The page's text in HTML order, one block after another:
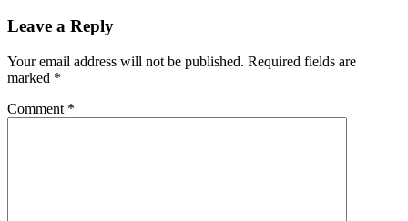
Leave a Reply
Your email address will not be published. Required fields are
marked *
Comment *